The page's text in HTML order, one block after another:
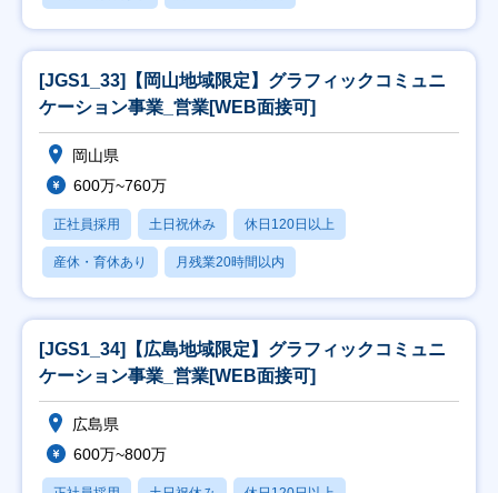
[JGS1_33]【岡山地域限定】グラフィックコミュニ
ケーション事業_営業[WEB面接可]
岡山県
600万~760万
正社員採用 土日祝休み 休日120日以上
産休・育休あり 月残業20時間以内
[JGS1_34]【広島地域限定】グラフィックコミュニ
ケーション事業_営業[WEB面接可]
広島県
600万~800万